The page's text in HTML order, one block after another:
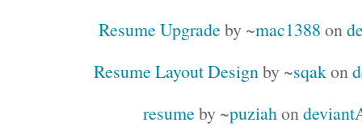
Resume Upgrade by ~mac1388 on
Resume Layout Designby ~sqakon
resume by ~puziahondeviant